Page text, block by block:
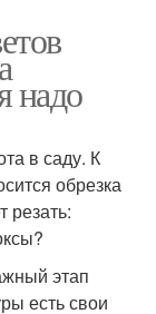
надо
в саду. К
обрезка
резать:
этап
есть свои